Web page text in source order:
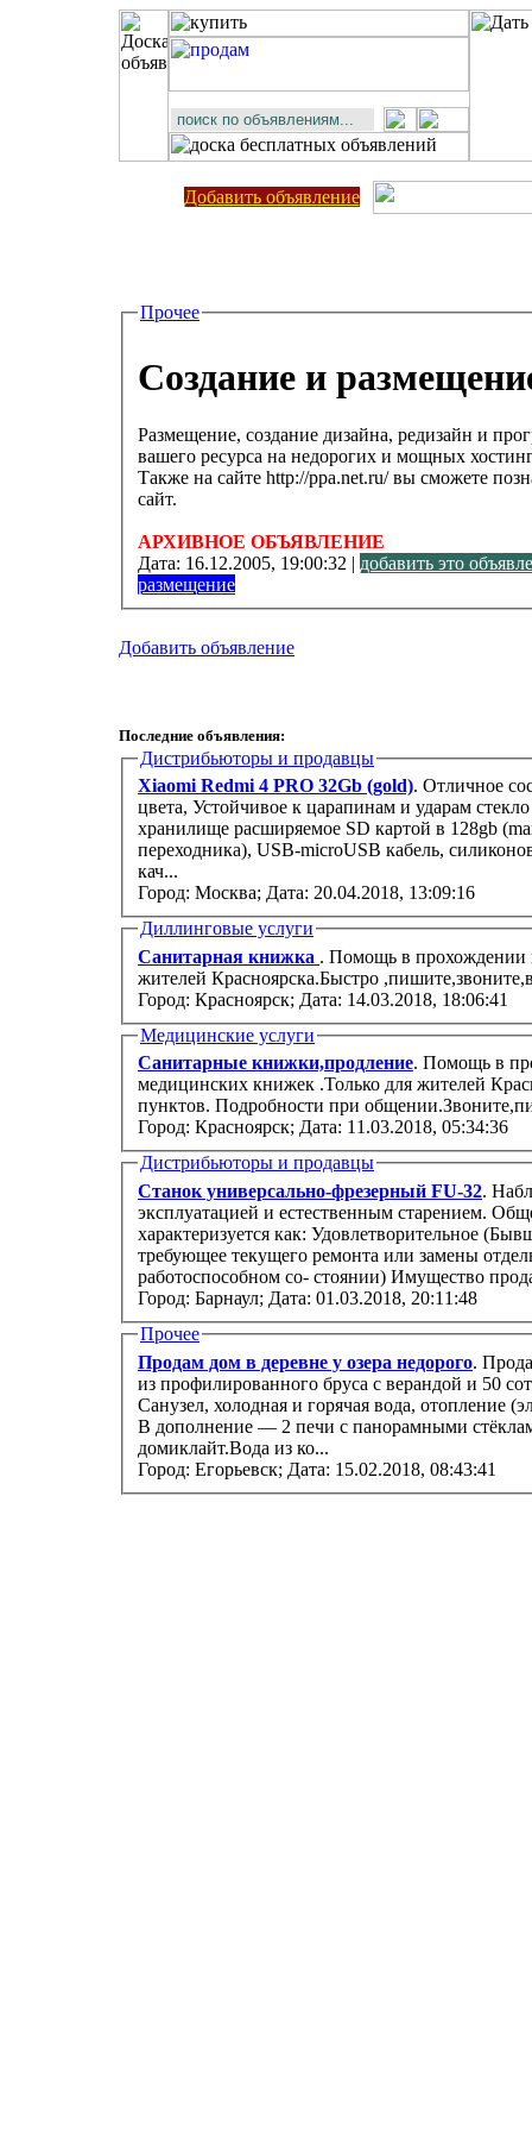
Добавить объявление
Прочее
Создание и
Размещение, создание дизайна, редизайн и
вашего ресурса на недорогих и мощных
Также на сайте http://ppa.net.ru/ вы сможете
сайт.
АРХИВНОЕ ОБЪЯВЛЕНИЕ
Дата: 16.12.2005, 19:00:32 | добавить это
размещение
Добавить объявление
Последние объявления:
Дистрибьюторы и продавцы
Xiaomi Redmi 4 PRO 32Gb (gold). Отличное
цвета, Устойчивое к царапинам и ударам
хранилище расширяемое SD картой в 128gb
переходника), USB-microUSB кабель,
кач...
Город: Москва; Дата: 20.04.2018, 13:09:16
Диллинговые услуги
Санитарная книжка . Помощь в прохождении
жителей Красноярска.Быстро
Город: Красноярск; Дата: 14.03.2018, 18:06:41
Медицинские услуги
Санитарные книжки,продление. Помощь в
медицинских книжек .Только для жителей
пунктов. Подробности при
Город: Красноярск; Дата: 11.03.2018, 05:34:36
Дистрибьюторы и продавцы
Станок универсально-фрезерный FU-32.
эксплуатацией и естественным старением.
характеризуется как: Удовлетворительное
требующее текущего ремонта или замены
работоспособном со- стоянии)
Город: Барнаул; Дата: 01.03.2018, 20:11:48
Прочее
Продам дом в деревне у озера недорого.
из профилированного бруса с верандой и 50 соток ижс. Полный комфорт квартиры.
Санузел, холодная и горячая вода, отопление (электрические радиаторы), русская баня.
В дополнение — 2 печи с панорамными
домиклайт.Вода из ко...
Город: Егорьевск; Дата: 15.02.2018, 08:43:41